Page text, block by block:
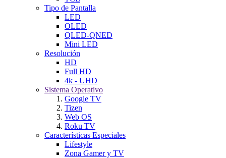
Tipo de Pantalla
LED
OLED
QLED-QNED
Mini LED
Resolución
HD
Full HD
4k - UHD
Sistema Operativo
Google TV
Tizen
Web OS
Roku TV
Características Especiales
Lifestyle
Zona Gamer y TV